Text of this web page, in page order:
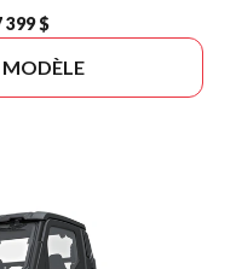
399 $
MODÈLE